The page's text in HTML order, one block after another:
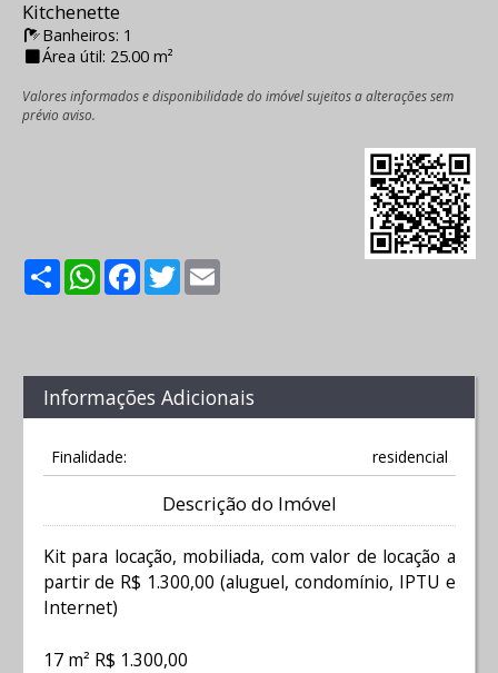
Kitchenette
Banheiros: 1
Área útil: 25.00 m²
Valores informados e disponibilidade do imóvel sujeitos a alterações sem
prévio aviso.
ShareWhatsApp
Facebook
Twitter
Informações Adicionais
Finalidade: residencial
Descrição do Imóvel
Kit para locação, mobiliada, com valor de locação a
partir de R$ 1.300,00 (aluguel, condomínio, IPTU e
Internet)
17 m² R$ 1.300,00